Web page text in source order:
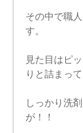
その中で職
す。
見た目はピ
りと詰まっ
しっかり洗
が！！